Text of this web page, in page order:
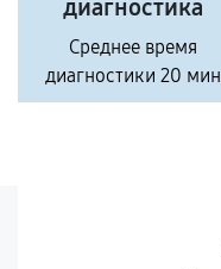
диагностика
Среднее время
диагностики 20 мин